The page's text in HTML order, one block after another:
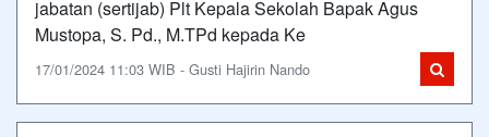
jabatan (sertijab) Plt Kepala Sekolah Bapak Agus
Mustopa, S. Pd., M.TPd kepada Ke
17/01/2024 11:03 WIB - Gusti Hajirin Nando